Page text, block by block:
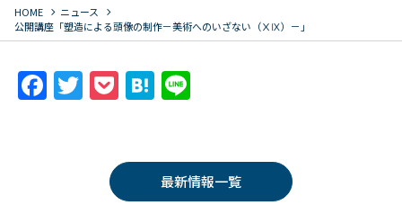
HOME chevron_right ニュース chevron_right
公開講座「塑造による頭像の制作－美術へのいざない（ⅩⅨ）－」
F T
er
P
k
et
H
n
a
最新情報一覧